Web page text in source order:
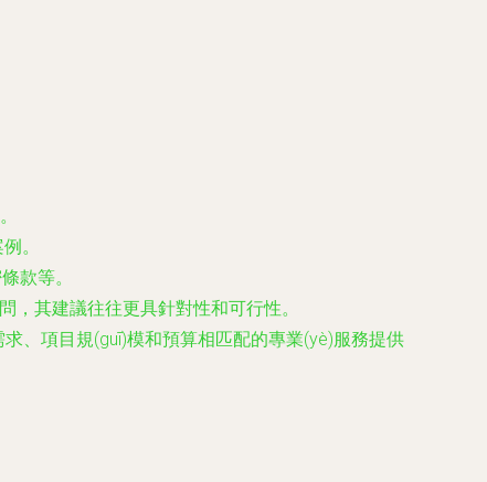
。
款等。
，其建議往往更具針對性和可行性。
、項目規(guī)模和預算相匹配的專業(yè)服務提供